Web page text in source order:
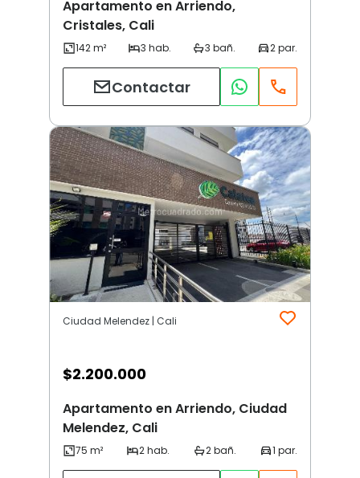
Apartamento en Arriendo,
Cristales, Cali
Contactar
Ciudad Melendez | Cali
$2.200.000
Apartamento en Arriendo, Ciudad
Melendez, Cali